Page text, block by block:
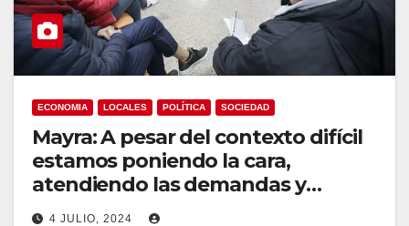
ECONOMIA LOCALES POLÍTICA SOCIEDAD
Mayra: A pesar del contexto difícil
estamos poniendo la cara,
atendiendo las demandas y
diseñando soluciones
4 JULIO, 2024